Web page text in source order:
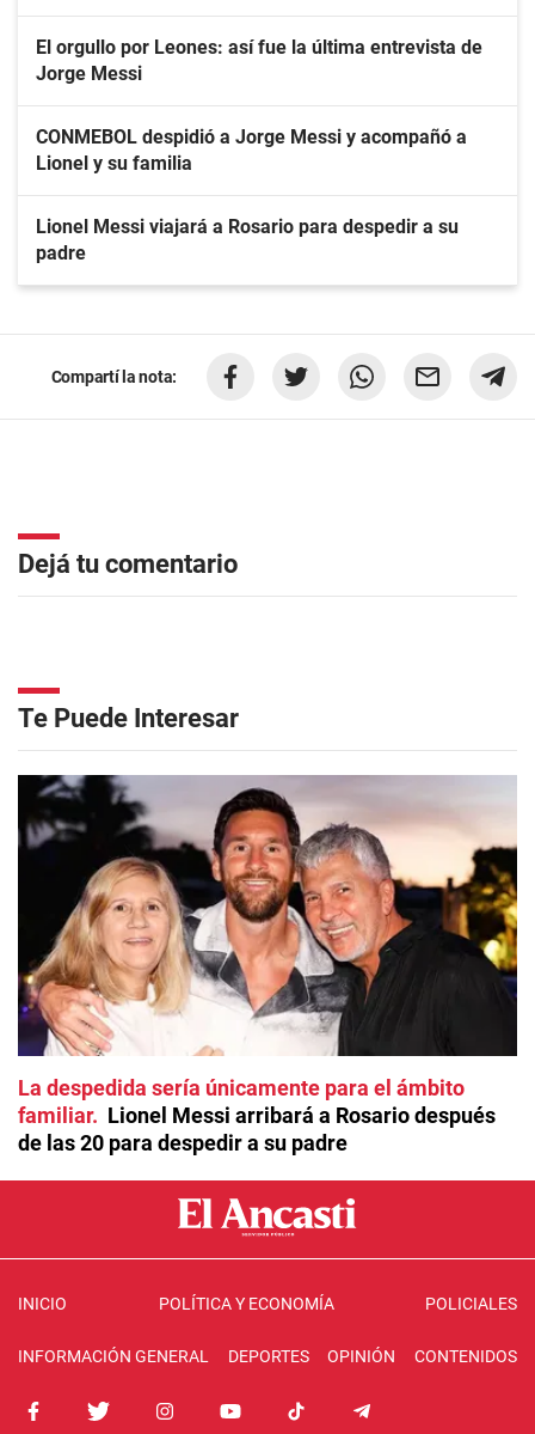
El orgullo por Leones: así fue la última entrevista de
Jorge Messi
CONMEBOL despidió a Jorge Messi y acompañó a
Lionel y su familia
Lionel Messi viajará a Rosario para despedir a su
padre
Compartí la nota:
Dejá tu comentario
Te Puede Interesar
La despedida sería únicamente para el ámbito
familiar
Lionel Messi arribará a Rosario después
de las 20 para despedir a su padre
INICIO POLÍTICA Y ECONOMÍA POLICIALES
INFORMACIÓN GENERAL DEPORTES OPINIÓN CONTENIDOS